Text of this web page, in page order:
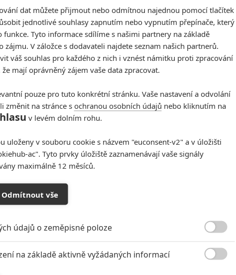
6
8
POSLEDNÍ
Marvel
pokračování
Děti krve a
akční fantasy
Spider-Man:
máme čekat
dat můžete přijmout nebo odmítnou najednou pomocí tlačítek
jednotlivé souhlasy zapnutím nebo vypnutím přepínače, který
funkce. Tyto informace sdílíme s našimi partnery na základě
zájmu. V záložce s dodavateli najdete seznam našich partnerů.
váš souhlas pro každého z nich i vznést námitku proti zpracování
mají oprávněný zájem vaše data zpracovat.
pouze pro tuto konkrétní stránku. Vaše nastavení a odvolání
změnit na stránce sochranou osobních údajů nebo kliknutím na
v levém dolním rohu.
uloženy v souboru cookie s názvem "euconsent-v2" a v úložišti
ac". Tyto prvky úložiště zaznamenávají vaše signály
maximálně 12 měsíců.
Odmítnout vše
údajů o zeměpisné poloze
na základě aktivně vyžádaných informací